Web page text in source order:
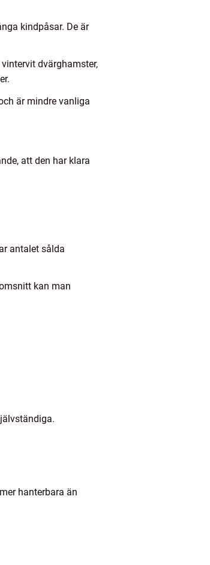
kindpåsar. De är
dvärghamster,
är mindre vanliga
att den har klara
antalet sålda
kan man
hanterbara än